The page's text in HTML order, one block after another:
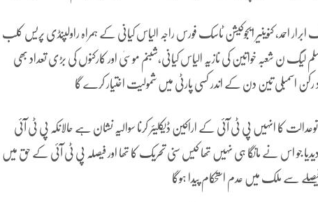
ابرار احمد، کنوینیر ایجوکیشن ٹاسک فورس راجہ الیاس کیانی کے ہمراہ راولپنڈی پریس کلب
ن شعبہ خواتین کی نازیہ الیاس کیانی،شبنم موسیٰ اور کارکنوں کی بڑی تعداد بھی
رکن اسمبلی تین دن کے اندر کسی پارٹی میں شمولیت اختیار کرے گا
کا انہیں پی ٹی آئی کے اراکین ڈیکلیئر کرنا سوالیہ نشان ہے حالانکہ پی ٹی آئی
جو اس نے مانگا ہی نہیں تھا کیس سنی تحریک کا تھا اور فیصلہ پی ٹی آئی کے حق میں
سے ملک میں عدم استحکام پیدا ہوگا